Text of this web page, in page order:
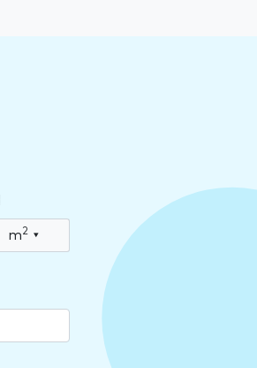
m2 ▾